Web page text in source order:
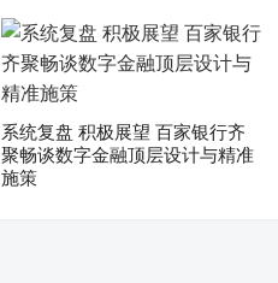
系统复盘 积极展望 百家银行齐
聚畅谈数字金融顶层设计与精准
施策